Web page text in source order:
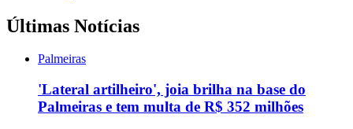
Últimas Notícias
Palmeiras
'Lateral artilheiro', joia brilha na base do
Palmeiras e tem multa de R$ 352 milhões